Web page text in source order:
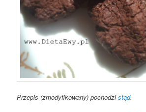
Przepis (zmodyfikowany) pochodzistąd.